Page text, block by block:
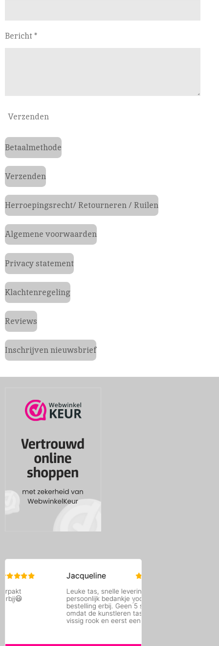
Bericht *
Verzenden
Betaalmethode
Verzenden
Herroepingsrecht/ Retourneren / Ruilen
Algemene voorwaarden
Privacy statement
Klachtenregeling
Reviews
Inschrijven nieuwsbrief